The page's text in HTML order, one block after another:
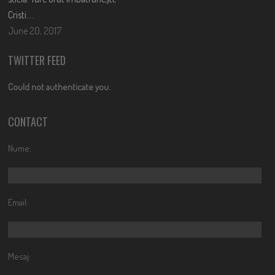
Cristi….
June 20, 2017
TWITTER FEED
Could not authenticate you.
CONTACT
Nume:
Email:
Mesaj: